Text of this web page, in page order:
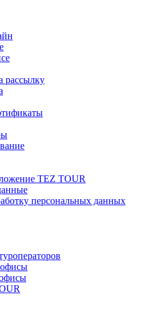
рассылку
TEZ TOUR
персональных данных